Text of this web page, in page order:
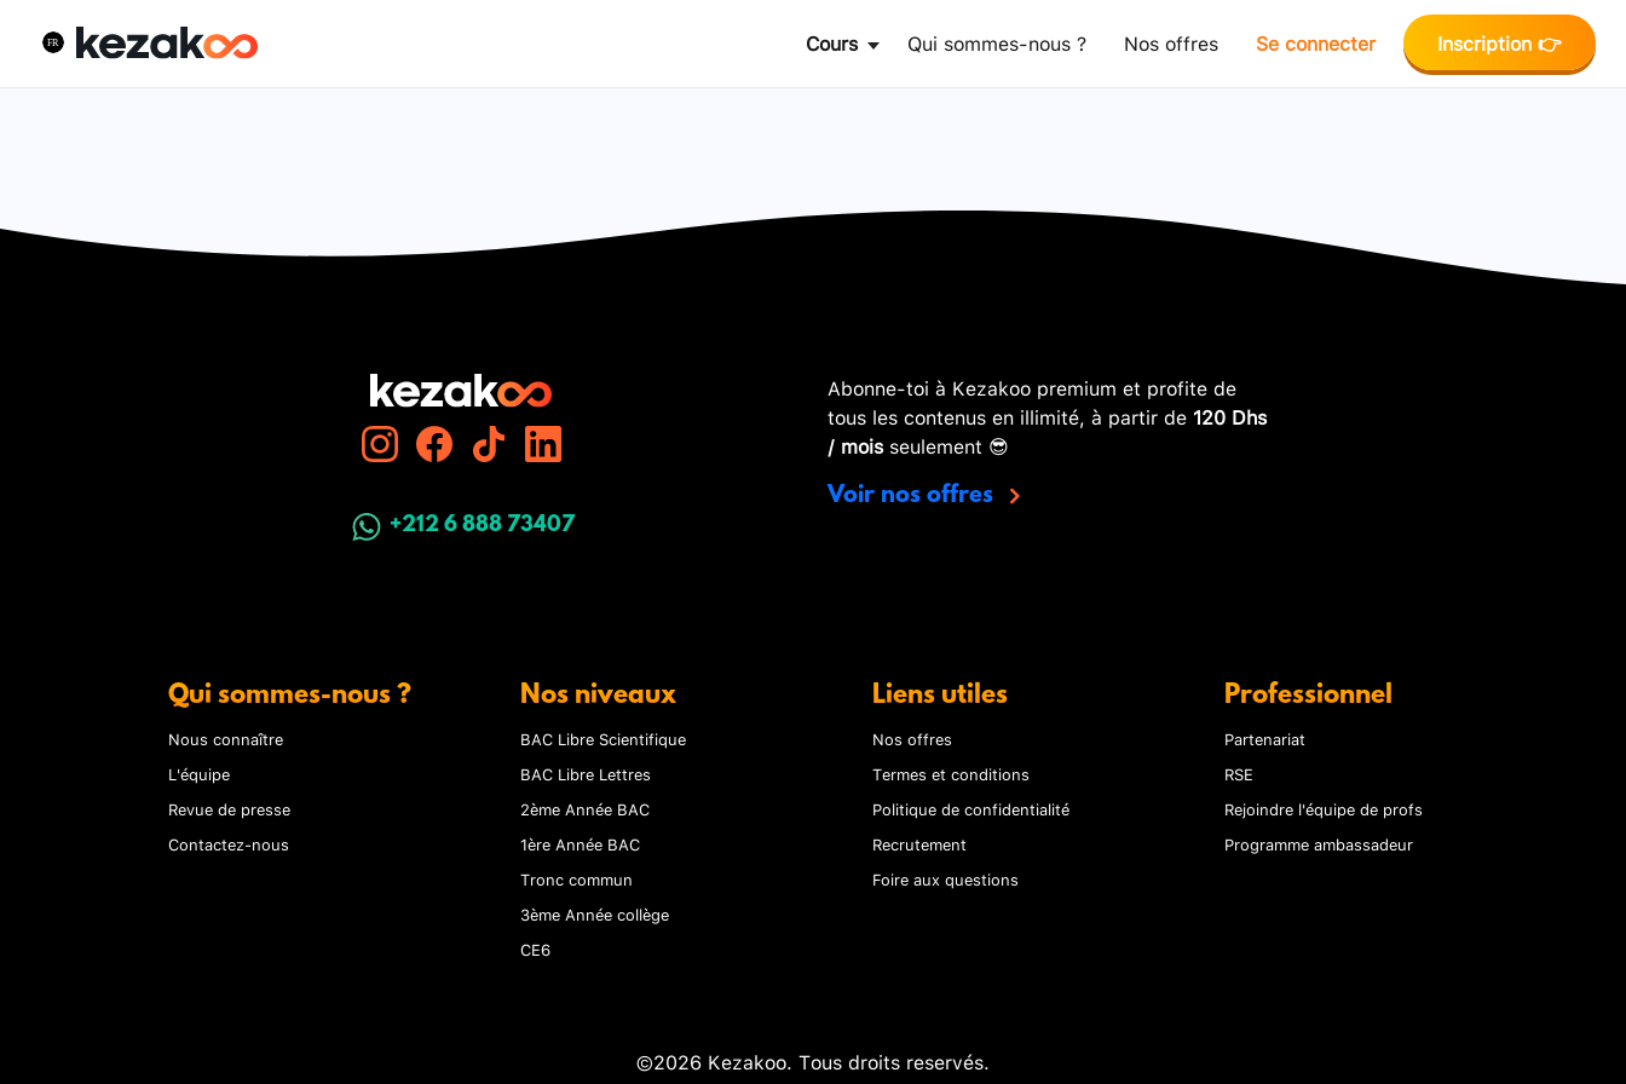
Cours Qui sommes-nous ? Nos offres Se connecter Inscription 👉
+212 6 888 73407
Abonne-toi à Kezakoo premium et profite de
tous les contenus en illimité, à partir de 120 Dhs
/ moisseulement 😎
Voir nos offres
Qui sommes-nous ?
Nous connaître
L'équipe
Revue de presse
Contactez-nous
Nos niveaux
BAC Libre Scientifique
BAC Libre Lettres
2ème Année BAC
1ère Année BAC
Tronc commun
3ème Année collège
CE6
Liens utiles
Nos offres
Termes et conditions
Politique de confidentialité
Recrutement
Foire aux questions
Professionnel
Partenariat
RSE
Rejoindre l'équipe de profs
Programme ambassadeur
©2026 Kezakoo. Tous droits reservés.